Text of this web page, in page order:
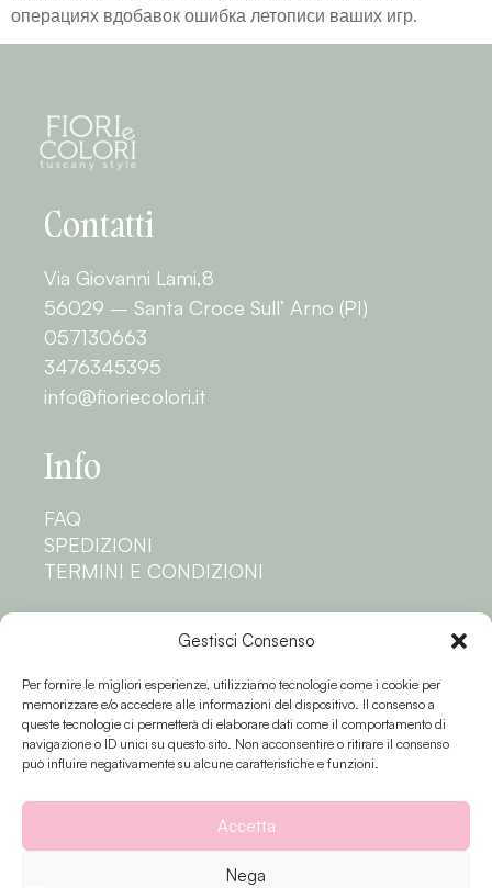
Gestisci Consenso
Per fornire le migliori esperienze, utilizziamo tecnologie come i cookie per
memorizzare e/o accedere alle informazioni del dispositivo. Il consenso a
queste tecnologie ci permetterà di elaborare dati come il comportamento di
navigazione o ID unici su questo sito. Non acconsentire o ritirare il consenso
può influire negativamente su alcune caratteristiche e funzioni.
Accetta
Nega
операциях вдобавок ошибка летописи ваших игр.
Contatti
Via Giovanni Lami,8
56029 – Santa Croce Sull’ Arno (PI)
057130663
3476345395
info@fioriecolori.it
Info
FAQ
SPEDIZIONI
TERMINI E CONDIZIONI
PRIVACY POLICY
COOKIE POLICY
Seguici